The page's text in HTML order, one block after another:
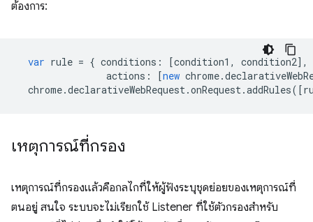
ต้องการ:
var rule = { conditions : [condition1 , condition2],
actions : [new chrome.
chrome.declarativeWebRequest.onRequest.addRules([
เหตุการณ์ที่กรอง
เหตุการณ์ที่กรองแล้วคือกลไกที่ให้ผู้ฟังระบุชุดย่อยของเหตุการณ์ที่
ตนอยู่ สนใจ ระบบจะไม่เรียกใช้ Listener ที่ใช้ตัวกรองสำหรับ